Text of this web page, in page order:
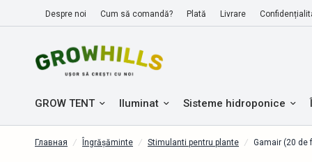
Despre noi Cum să comandă? Plată Livrare
GROW TENT Iluminat Sisteme hidroponice
Главная / Îngrășăminte / Stimulanti pentru plante / Gamair (20 de